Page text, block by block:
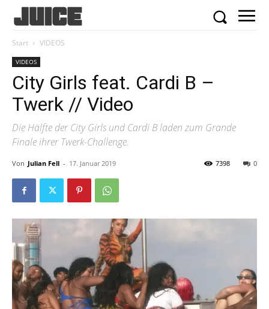
Start VIDEOS
VIDEOS
City Girls feat. Cardi B –
Twerk // Video
Die Hälfte der City Girls und Cardi B laden zum Grande
Finale ihrer Twerk-Challenge.
Von Julian Fell - 17. Januar 2019 0
7398